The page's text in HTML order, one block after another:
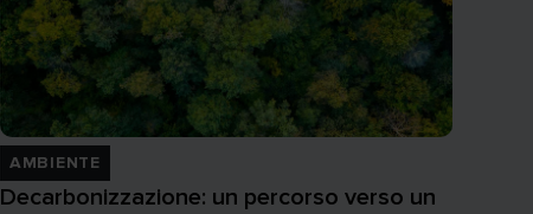
AMBIENTE
Decarbonizzazione: un percorso verso un